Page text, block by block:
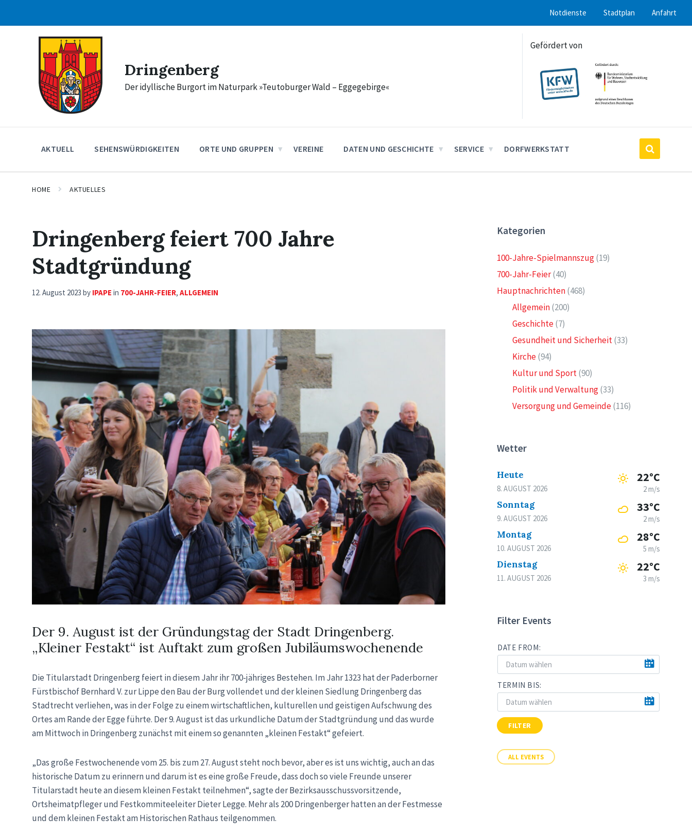
content
main
footer
Notdienste Stadtplan Anfahrt
Dringenberg
Der idyllische Burgort im Naturpark »Teutoburger Wald – Eggegebirge«
Gefördert von
AKTUELL SEHENSWÜRDIGKEITEN ORTE UND GRUPPEN VEREINE DATEN UND GESCHICHTE SERVICE DORFWERKSTATT
HOME AKTUELLES
Dringenberg feiert 700 Jahre
Stadtgründung
12. August 2023 by IPAPE in 700-JAHR-FEIER, ALLGEMEIN
Der 9. August ist der Gründungstag der Stadt Dringenberg.
„Kleiner Festakt“ ist Auftakt zum großen Jubiläumswochenende
Die Titularstadt Dringenberg feiert in diesem Jahr ihr 700-jähriges Bestehen. Im Jahr 1323 hat der Paderborner
Fürstbischof Bernhard V. zur Lippe den Bau der Burg vollendet und der kleinen Siedlung Dringenberg das
Stadtrecht verliehen, was in der Folge zu einem wirtschaftlichen, kulturellen und geistigen Aufschwung des
Ortes am Rande der Egge führte. Der 9. August ist das urkundliche Datum der Stadtgründung und das wurde
am Mittwoch in Dringenberg zunächst mit einem so genannten „kleinen Festakt“ gefeiert.
„Das große Festwochenende vom 25. bis zum 27. August steht noch bevor, aber es ist uns wichtig, auch an das
historische Datum zu erinnern und darum ist es eine große Freude, dass doch so viele Freunde unserer
Titularstadt heute an diesem kleinen Festakt teilnehmen“, sagte der Bezirksausschussvorsitzende,
Ortsheimatpfleger und Festkommiteeleiter Dieter Legge. Mehr als 200 Dringenberger hatten an der Festmesse
und dem kleinen Festakt am Historischen Rathaus teilgenommen.
Kategorien
100-Jahre-Spielmannszug(19)
700-Jahr-Feier(40)
Hauptnachrichten(468)
Allgemein(200)
Geschichte(7)
Gesundheit und Sicherheit(33)
Kirche(94)
Kultur und Sport(90)
Politik und Verwaltung(33)
Versorgung und Gemeinde(116)
Wetter
Heute
8. AUGUST 2026
22°C
2 m/s
Sonntag
9. AUGUST 2026
33°C
2 m/s
Montag
10. AUGUST 2026
28°C
5 m/s
Dienstag
11. AUGUST 2026
22°C
3 m/s
Filter Events
DATE FROM:
TERMIN BIS:
FILTER
ALL EVENTS